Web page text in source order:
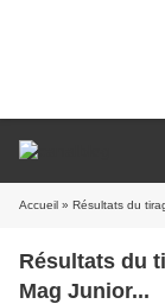
Accueil » Résultats du
Résultats du
Mag Junior...